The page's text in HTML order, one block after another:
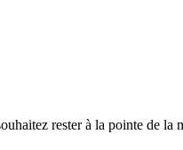
rester à la pointe de la